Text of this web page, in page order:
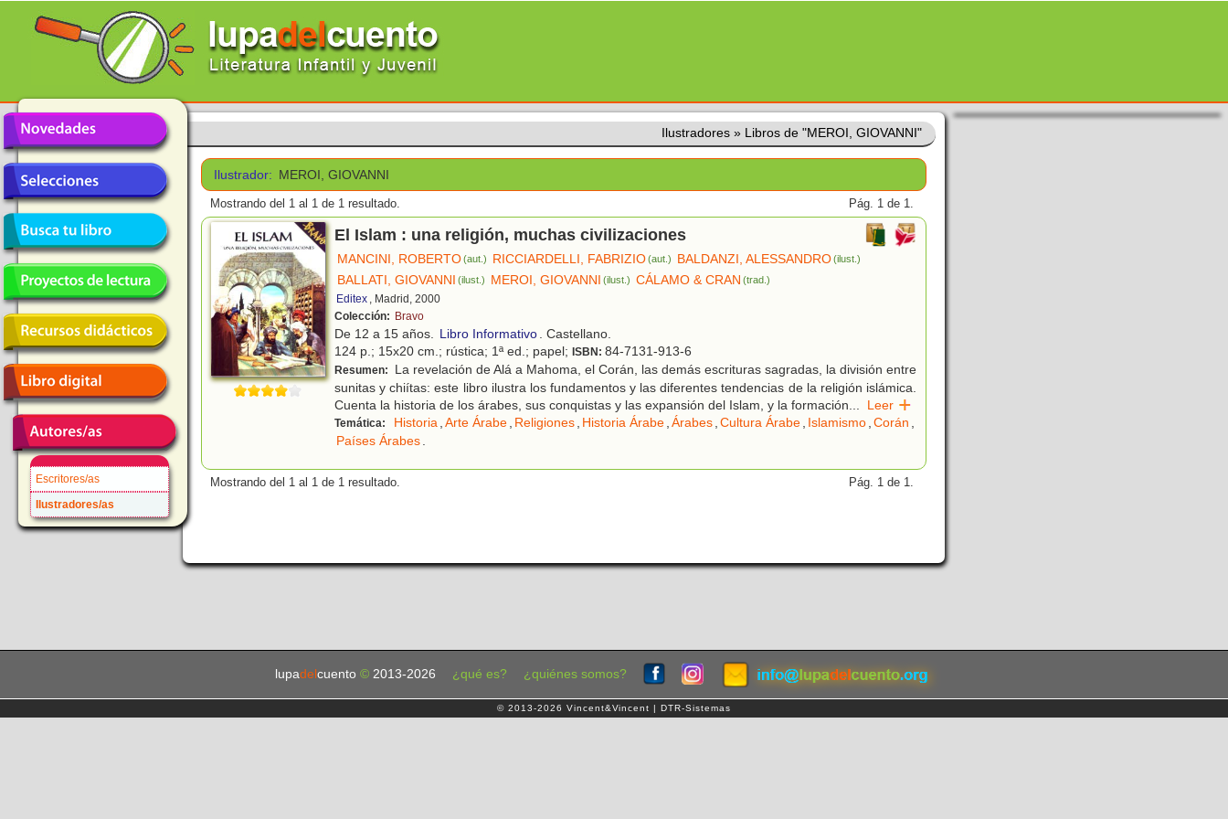
Escritores/as
Ilustradores/as
Ilustradores » Libros de "MEROI, GIOVANNI"
Ilustrador: MEROI, GIOVANNI
Mostrando del 1 al 1 de 1 resultado. Pág. 1 de 1.
El Islam : una religión, muchas civilizaciones
MANCINI, ROBERTO(aut.) RICCIARDELLI, FABRIZIO(aut.) BALDANZI, ALESSANDRO (ilust.)
BALLATI, GIOVANNI (ilust.) MEROI, GIOVANNI (ilust.) CÁLAMO & CRAN (trad.)
Editex , Madrid, 2000
Colección: Bravo
De 12 a 15 años. Libro Informativo. Castellano.
124 p.; 15x20 cm.; rústica; 1ª ed.; papel; ISBN: 84-7131-913-6
Resumen:
La revelación de Alá a Mahoma, el Corán, las demás escrituras sagradas, la división entre
sunitas y chiítas: este libro ilustra los fundamentos y las diferentes tendencias de la religión islámica.
Cuenta la historia de los árabes, sus conquistas y las expansión del Islam, y la formación... Leer
Temática: Historia,Arte Árabe, Religiones, Historia Árabe,Árabes,Cultura Árabe, Islamismo,Corán ,
Países Árabes.
Mostrando del 1 al 1 de 1 resultado. Pág. 1 de 1.
lupadel cuento © 2013-2026 ¿qué es? ¿quiénes somos?
© 2013-2026 Vincent&Vincent | DTR-Sistemas